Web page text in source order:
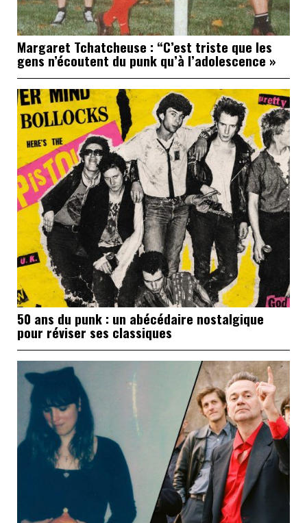
Margaret Tchatcheuse : “C’est triste que les
gens n’écoutent du punk qu’à l’adolescence »
50 ans du punk : un abécédaire nostalgique
pour réviser ses classiques